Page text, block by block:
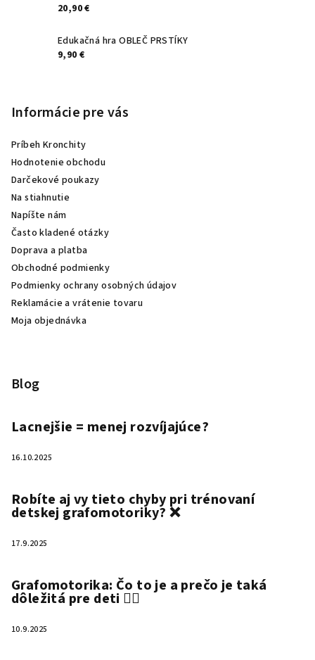
20,90 €
Edukačná hra OBLEČ PRSTÍKY
9,90 €
Informácie pre vás
Príbeh Kronchity
Hodnotenie obchodu
Darčekové poukazy
Na stiahnutie
Napíšte nám
Často kladené otázky
Doprava a platba
Obchodné podmienky
Podmienky ochrany osobných údajov
Reklamácie a vrátenie tovaru
Moja objednávka
Blog
Lacnejšie = menej rozvíjajúce?
16.10.2025
Robíte aj vy tieto chyby pri trénovaní
detskej grafomotoriky? ❌
17.9.2025
Grafomotorika: Čo to je a prečo je taká
dôležitá pre deti ✍🏻
10.9.2025